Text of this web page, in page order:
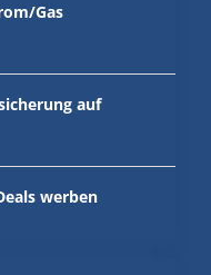
Gas
auf
werben